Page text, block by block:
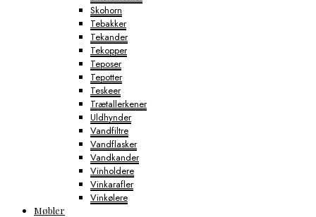
Skohorn
Tebakker
Tekander
Tekopper
Teposer
Tepotter
Teskeer
Trætallerkener
Uldhynder
Vandfiltre
Vandflasker
Vandkander
Vinholdere
Vinkarafler
Vinkølere
Møbler